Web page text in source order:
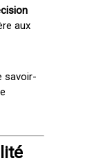
aux
savoir-